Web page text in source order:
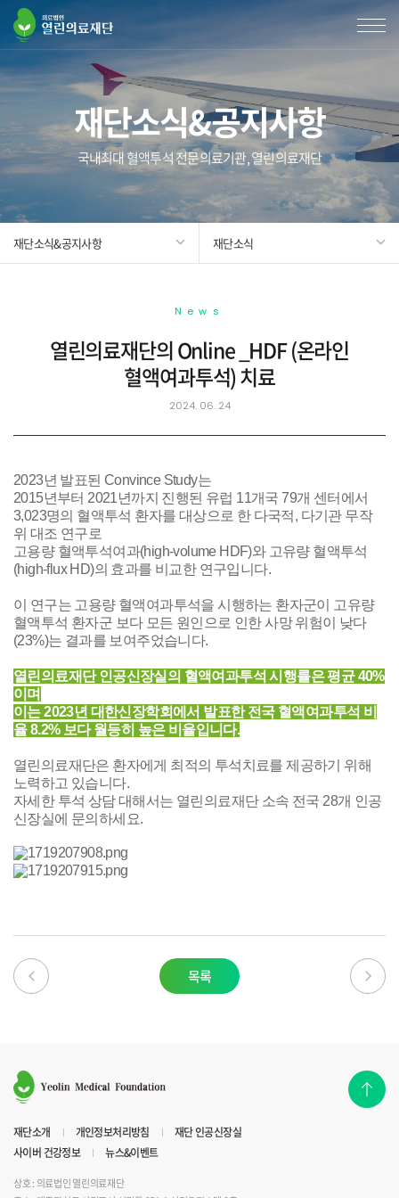
재단소식&공지사항
국내최대 혈액투석 전문의료기관, 열린의료재단
재단소식&공지사항 재단소식
News
열린의료재단의 Online _HDF (온라인
혈액여과투석) 치료
2024. 06. 24
2023년 발표된 Convince Study는
2015년부터 2021년까지 진행된 유럽 11개국 79개 센터에서
3,023명의 혈액투석 환자를 대상으로 한 다국적, 다기관 무작
위 대조 연구로
고용량 혈액투석여과(high-volume HDF)와 고유량 혈액투석
(high-flux HD)의 효과를 비교한 연구입니다.
이 연구는 고용량 혈액여과투석을 시행하는 환자군이 고유량
혈액투석 환자군 보다 모든 원인으로 인한 사망 위험이 낮다
(23%)는 결과를 보여주었습니다.
열린의료재단 인공신장실의 혈액여과투석 시행률은 평균 40%
이며
이는 2023년 대한신장학회에서 발표한 전국 혈액여과투석 비
율 8.2% 보다 월등히 높은 비율입니다.
열린의료재단은 환자에게 최적의 투석치료를 제공하기 위해
노력하고 있습니다.
자세한 투석 상담 대해서는 열린의료재단 소속 전국 28개 인공
신장실에 문의하세요.
목록
재단소개 개인정보처리방침
재단 인공신장실
사이버 건강정보
뉴스&이벤트
상호 : 의료법인 열린의료재단